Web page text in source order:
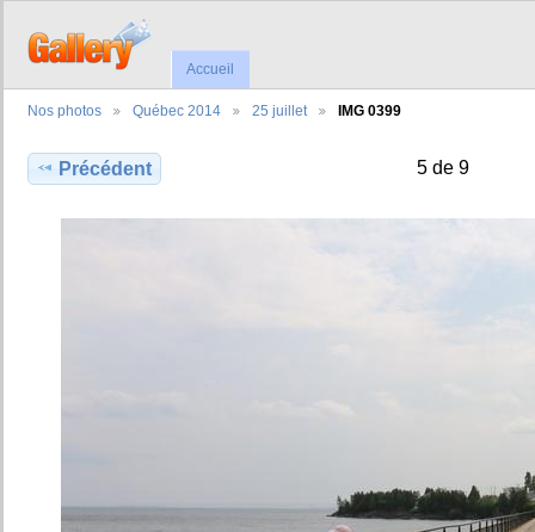
Accueil
Nos photos Québec 2014 25 juillet IMG 0399
Précédent 5 de 9